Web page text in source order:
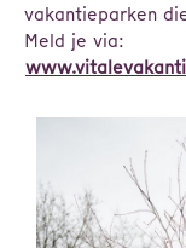
vakantieparken
Meld je via: